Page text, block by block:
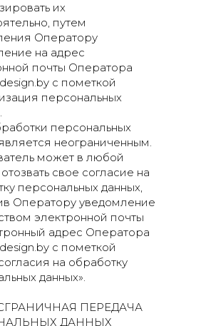
их
путем
Оператору
на адрес
почты Оператора
с пометкой
персональных
персональных
неограниченным.
может в любой
свое согласие на
персональных данных,
Оператору уведомление
электронной почты
адрес Оператора
с пометкой
на обработку
данных».
ПЕРЕДАЧА
ДАННЫХ
Визуализации
О нас
Вакансии